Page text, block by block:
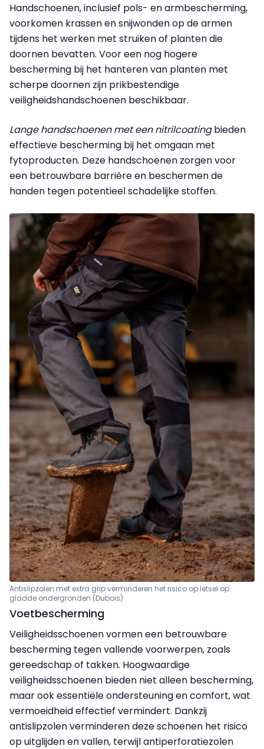
Handschoenen, inclusief pols- en armbescherming,
voorkomen krassen en snijwonden op de armen
tijdens het werken met struiken of planten die
doornen bevatten. Voor een nog hogere
bescherming bij het hanteren van planten met
scherpe doornen zijn prikbestendige
veiligheidshandschoenen beschikbaar.
Lange handschoenen met een nitrilcoatingbieden
effectieve bescherming bij het omgaan met
fytoproducten. Deze handschoenen zorgen voor
een betrouwbare barrière en beschermen de
handen tegen potentieel schadelijke stoffen.
Antislipzolen met extra grip verminderen het risico op letsel op
gladde ondergronden (Dubois)
Voetbescherming
Veiligheidsschoenen vormen een betrouwbare
bescherming tegen vallende voorwerpen, zoals
gereedschap of takken. Hoogwaardige
veiligheidsschoenen bieden niet alleen bescherming,
maar ook essentiële ondersteuning en comfort, wat
vermoeidheid effectief vermindert. Dankzij
antislipzolen verminderen deze schoenen het risico
op uitglijden en vallen, terwijl antiperforatiezolen